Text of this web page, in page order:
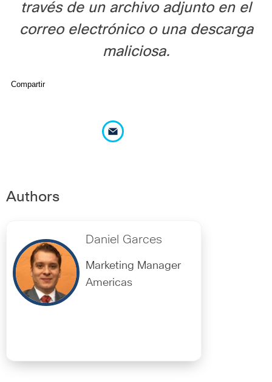
través de un archivo adjunto en el
correo electrónico o una descarga
maliciosa.
Compartir
Authors
Daniel Garces
Marketing Manager
Americas